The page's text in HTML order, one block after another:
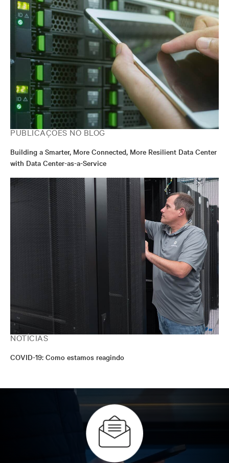
PUBLICAÇÕES NO BLOG
Building a Smarter, More Connected, More Resilient Data Center
with Data Center-as-a-Service
NOTÍCIAS
COVID-19: Como estamos reagindo